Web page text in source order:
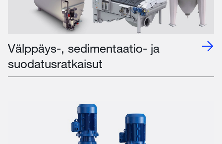
Välppäys-, sedimentaatio- ja
suodatusratkaisut